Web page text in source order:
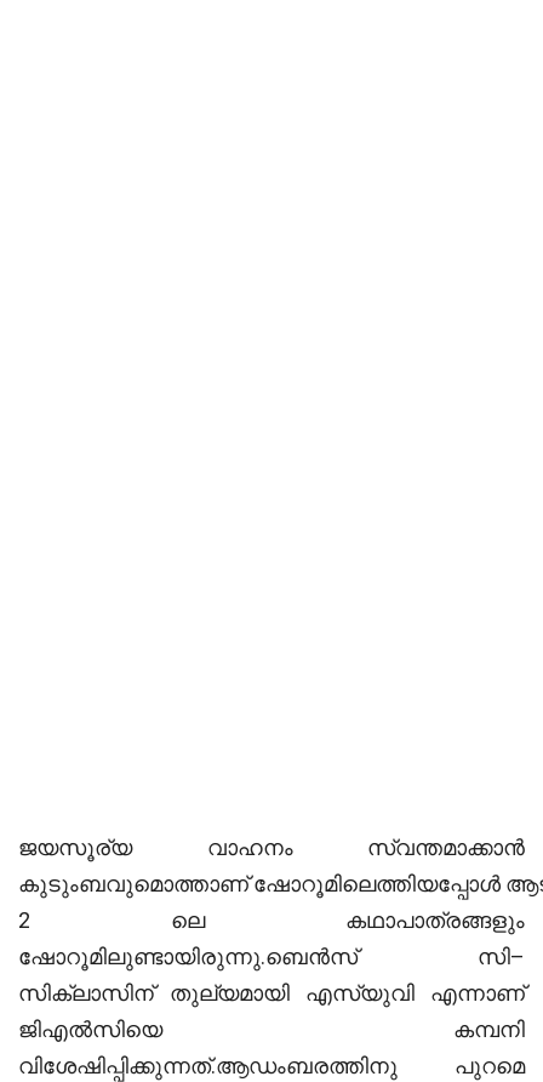
ജയസൂര്യ വാഹനം സ്വന്തമാക്കാന്‍
കുടുംബവുമൊത്താണ് ഷോറൂമിലെത്തിയപ്പോള്‍
2 ലെ കഥാപാത്രങ്ങളും
ഷോറൂമിലുണ്ടായിരുന്നു.ബെൻസ് സി–
സിക്ലാസിന് തുല്യമായി എസ്‌യുവി എന്നാണ്
ജിഎൽസിയെ കമ്പനി
വിശേഷിപ്പിക്കുന്നത്.ആഡംബരത്തിനു പുറമെ